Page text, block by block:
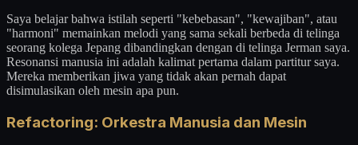
Saya belajar bahwa istilah seperti "kebebasan", "kewajiban", atau
"harmoni" memainkan melodi yang sama sekali berbeda di telinga
seorang kolega Jepang dibandingkan dengan di telinga Jerman saya.
Resonansi manusia ini adalah kalimat pertama dalam partitur saya.
Mereka memberikan jiwa yang tidak akan pernah dapat
disimulasikan oleh mesin apa pun.
Refactoring: Orkestra Manusia dan Mesin